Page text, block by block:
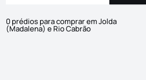
0 prédios para comprar em Jolda
(Madalena) e Rio Cabrão